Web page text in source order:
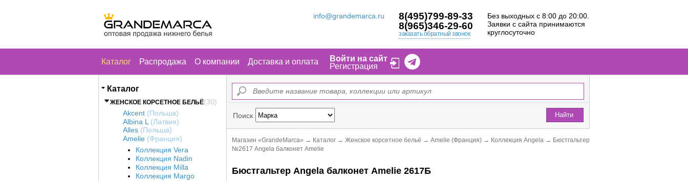
info@grandemarca.ru
8(495)799-89-33
8(965)346-29-60
заказать обратный звонок
Без выходных с 8:00 до 20:00.
Заявки с сайта принимаются
круглосуточно
Каталог Распродажа О компании Доставка и оплата
Войти на сайт
Регистрация
Каталог
ЖЕНСКОЕ КОРСЕТНОЕ БЕЛЬЁ(30)
Akcent (Польша)
Albina L (Латвия)
Alles (Польша)
Amelie (Франция)
Коллекция Vera
Коллекция Nadin
Коллекция Milla
Коллекция Margo
Поиск Найти
Магазин «GrandeMarca» → Каталог → Женское корсетное бельё → Amelie (Франция) → Коллекция Angela → Бюстгальтер
№2617 Angela балконет Amelie
Бюстгальтер Angela балконет Amelie 2617Б